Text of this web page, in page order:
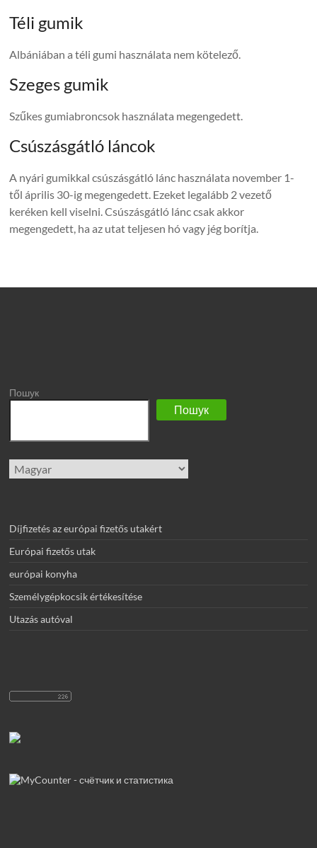
Téli gumik
Albániában a téli gumi használata nem kötelező.
Szeges gumik
Szűkes gumiabroncsok használata megengedett.
Csúszásgátló láncok
A nyári gumikkal csúszásgátló lánc használata november 1-
től április 30-ig megengedett. Ezeket legalább 2 vezető
keréken kell viselni. Csúszásgátló lánc csak akkor
megengedett, ha az utat teljesen hó vagy jég borítja.
Пошук
Пошук
Nyelv
kiválasztása
Díjfizetés az európai fizetős utakért
Európai fizetős utak
európai konyha
Személygépkocsik értékesítése
Utazás autóval